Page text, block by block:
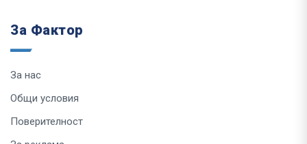
За Фактор
За нас
Общи условия
Поверителност